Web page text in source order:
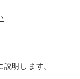
明します。